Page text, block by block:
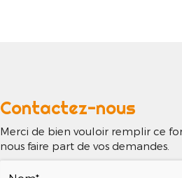
Contactez-nous
Merci de bien vouloir remplir ce
nous faire part de vos demandes.